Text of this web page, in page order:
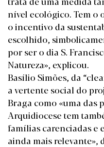
nível ecológico. Tem o
o incentivo da
escolhido,
por ser o dia S.
Natureza», explicou.
Basílio Simões, da
a vertente social do
Braga como «uma das
Arquidiocese tem
famílias carenciadas e
ainda mais relevante»,